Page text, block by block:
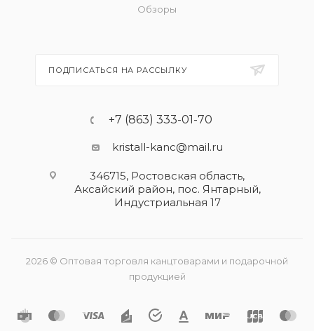
Обзоры
ПОДПИСАТЬСЯ НА РАССЫЛКУ
+7 (863) 333-01-70
kristall-kanc@mail.ru
346715, Ростовская область​,
Аксайский район, пос. Янтарный,
Индустриальная 17
2026 © Оптовая торговля канцтоварами и подарочной
продукцией